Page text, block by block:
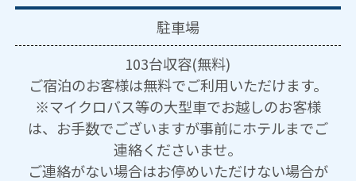
駐車場
103台収容(無料)
ご宿泊のお客様は無料でご利用いただけます。
※マイクロバス等の大型車でお越しのお客様
は、お手数でございますが事前にホテルまでご
連絡くださいませ。
ご連絡がない場合はお停めいただけない場合が